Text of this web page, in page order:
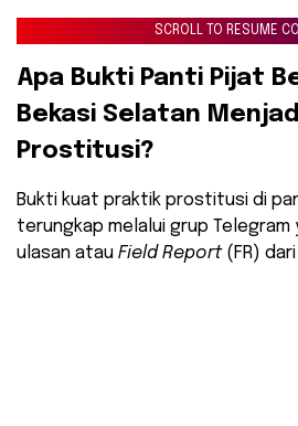
SCROLL TO RESUME
​Apa Bukti Panti Pijat
Bekasi Selatan
Prostitusi?
​Bukti kuat praktik prostitusi di
terungkap melalui grup Telegram
ulasan atau Field Report(FR)